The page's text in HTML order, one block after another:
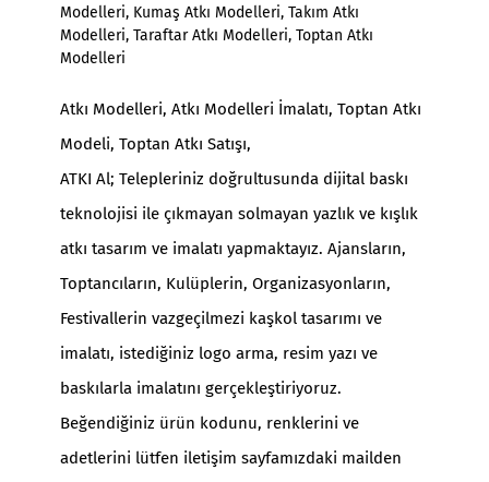
Modelleri, Kumaş Atkı Modelleri, Takım Atkı
Modelleri, Taraftar Atkı Modelleri, Toptan Atkı
Modelleri
Atkı Modelleri, Atkı Modelleri İmalatı, Toptan Atkı
Modeli, Toptan Atkı Satışı,
ATKI Al; Telepleriniz doğrultusunda dijital baskı
teknolojisi ile çıkmayan solmayan yazlık ve kışlık
atkı tasarım ve imalatı yapmaktayız. Ajansların,
Toptancıların, Kulüplerin, Organizasyonların,
Festivallerin vazgeçilmezi kaşkol tasarımı ve
imalatı, istediğiniz logo arma, resim yazı ve
baskılarla imalatını gerçekleştiriyoruz.
Beğendiğiniz ürün kodunu, renklerini ve
adetlerini lütfen iletişim sayfamızdaki mailden